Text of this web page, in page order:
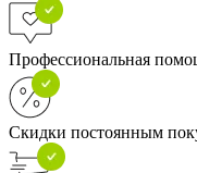
Профессиональная
Скидки постоянным